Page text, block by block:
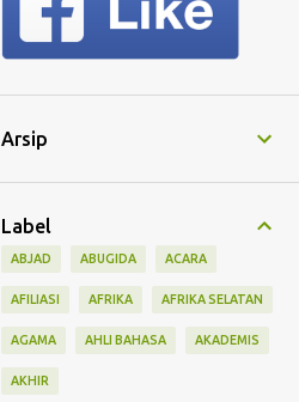
Arsip
Label
ABJAD ABUGIDA ACARA
AFILIASI AFRIKA AFRIKA SELATAN
AGAMA AHLI BAHASA AKADEMIS
AKHIR